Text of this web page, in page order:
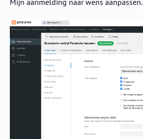
Mijn aanmelding naar wens aanpassen.